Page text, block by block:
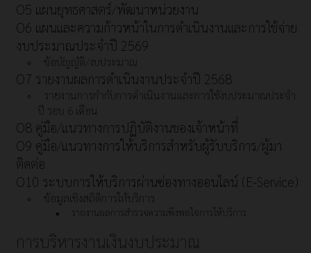
O5 แผนยุทธศาสตร์/พัฒนาหน่วยงาน
O6 แผนและความก้าวหน้าในการดําเนินงานและการใช้จ่าย
งบประมาณประจําปี 2569
ข้อบัญญัติ/งบประมาณ
O7 รายงานผลการดำเนินงานประจำปี 2568
รายงานการกำกับการดำเนินงานและการใช้งบประมาณประจำ
ปี รอบ 6 เดือน
O8 คู่มือ/แนวทางการปฏิบัติงานของเจ้าหน้าที่
O9 คู่มือ/แนวทางการให้บริการสำหรับผู้รับบริการ/ผู้มา
ติดต่อ
O10 ระบบการให้บริการผ่านซ่องทางออนไลน์ (E-Service)
ข้อมูลเชิงสถิติการให้บริการ
รายงานผลการสำรวจความพึงพอใจการให้บริการ
การบริหารงานเงินงบประมาณ